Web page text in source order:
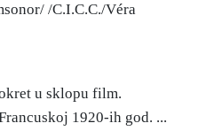
/C.I.C.C./Véra
u sklopu film.
1920-ih god. ...